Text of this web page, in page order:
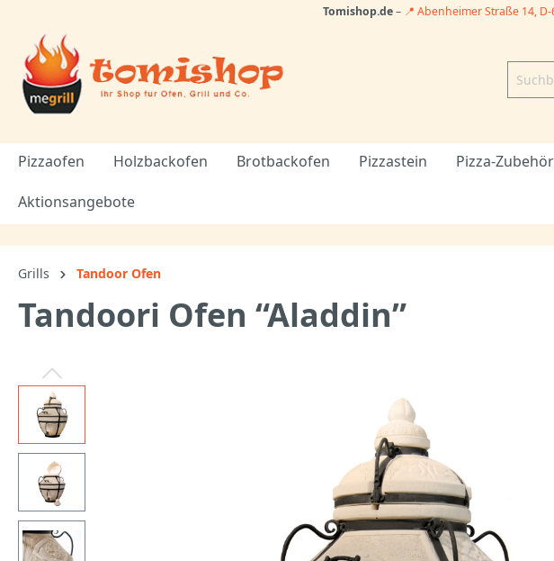
Tomishop.de– 📍 Abenheimer Straße 14,
Pizzaofen Holzbackofen Brotbackofen Pizzastein Pizza-Zubehör
Aktionsangebote
Grills Tandoor Ofen
Tandoori Ofen “Aladdin”